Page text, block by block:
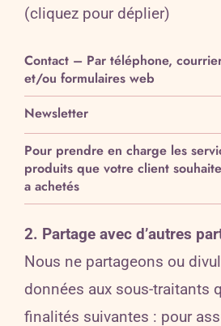
(cliquez pour déplier)
Contact – Par téléphone,
et/ou formulaires web
Newsletter
Pour prendre en charge les
produits que votre client
a achetés
2. Partage avec d’autres
Nous ne partageons ou
données aux sous-traitants
finalités suivantes : pour